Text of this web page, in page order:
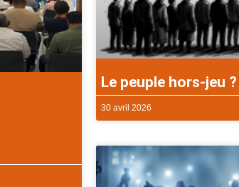
Le peuple hors-jeu ?
30 avril 2026